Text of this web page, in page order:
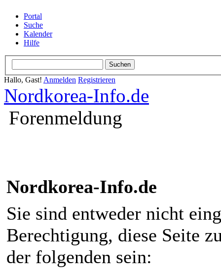
Portal
Suche
Kalender
Hilfe
Hallo, Gast! Anmelden Registrieren
Nordkorea-Info.de
Forenmeldung
Nordkorea-Info.de
Sie sind entweder nicht
Berechtigung, diese Seite
der folgenden sein: